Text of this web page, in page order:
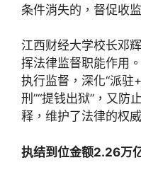
条件消失的，督促收
江西财经大学校长邓
挥法律监督职能作用
执行监督，深化“派驻
刑”“提钱出狱”，又防
释，维护了法律的权
执结到位金额2.26万